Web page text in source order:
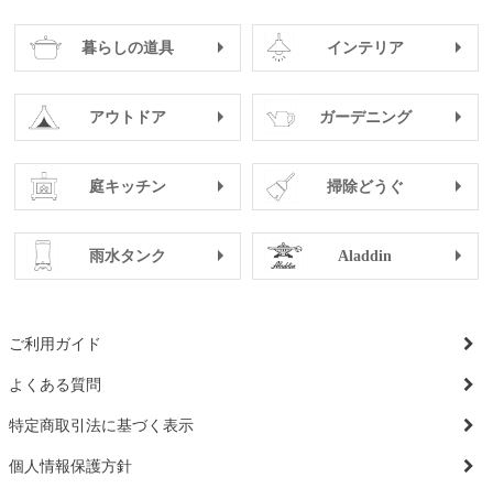
暮らしの道具 インテリア
アウトドア ガーデニング
庭キッチン 掃除どうぐ
雨水タンク Aladdin
ご利用ガイド
よくある質問
特定商取引法に基づく表示
個人情報保護方針